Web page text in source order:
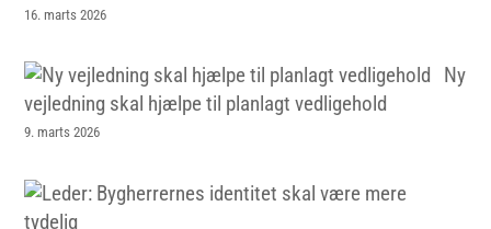
16. marts 2026
Ny
vejledning skal hjælpe til planlagt vedligehold
9. marts 2026